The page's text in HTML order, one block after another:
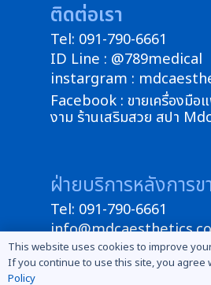
ติดต่อเรา
Tel: 091-790-6661
ID Line : @789medical
instargram :
Facebook : ขายเครื่องมือ
งาม ร้านเสริมสวย สปา
ฝ่ายบริการหลังการข
Tel: 091-790-6661
This website uses cookies to improve
If you continue to use this site, you agree
Policy